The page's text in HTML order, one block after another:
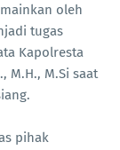
oleh
tugas
Kapolresta
M.H., M.Si saat
pihak